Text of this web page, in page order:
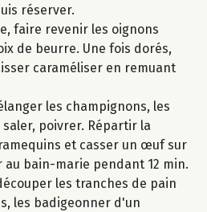
réserver.
faire revenir les oignons
de beurre. Une fois dorés,
caraméliser en remuant
les champignons, les
poivrer. Répartir la
et casser un œuf sur
au bain-marie pendant 12 min.
les tranches de pain
les badigeonner d'un